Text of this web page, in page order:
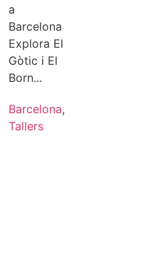
a
Barcelona
Explora El
Gòtic i El
Born...
Barcelona,
Tallers